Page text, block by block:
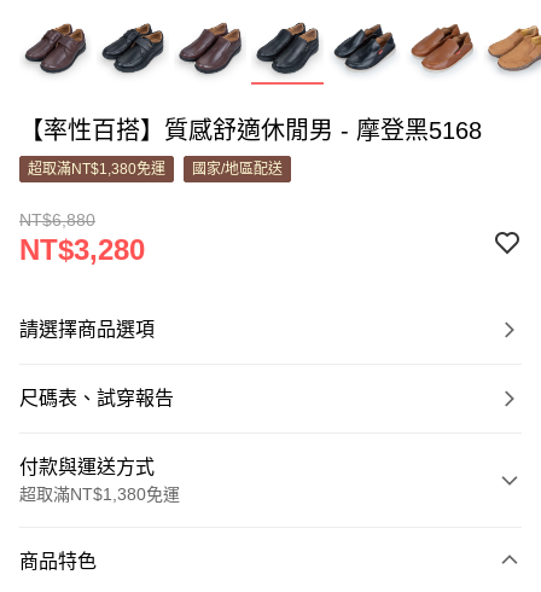
【率性百搭】質感舒適休閒男 - 摩登黑5168
超取滿NT$1,380免運 國家/地區配送
NT$6,880
NT$3,280
請選擇商品選項
尺碼表、試穿報告
付款與運送方式
超取滿NT$1,380免運
信用卡一次付款
商品特色